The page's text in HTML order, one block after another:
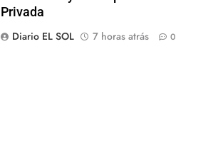
Privada
Diario EL SOL
7 horas atrás 0